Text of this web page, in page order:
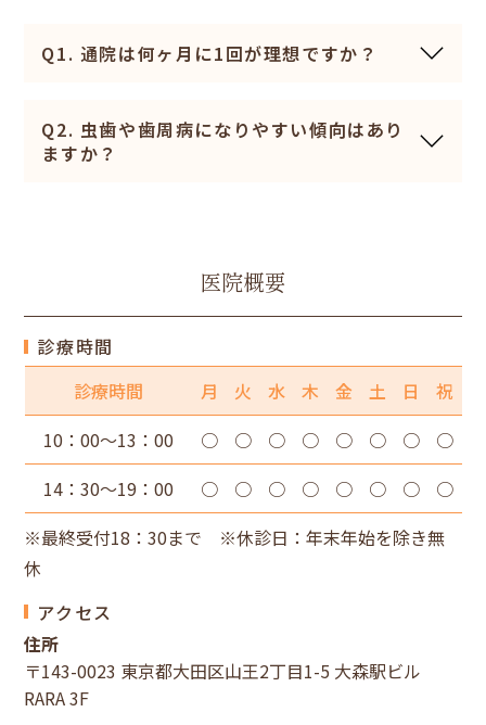
Q1. 通院は何ヶ月に1回が理想ですか？
Q2. 虫歯や歯周病になりやすい傾向はあり
ますか？
医院概要
診療時間
診療時間
月 火 水 木 金 土 日
祝
10：00～13：00
○ ○ ○ ○ ○ ○ ○
○
14：30～19：00
○ ○ ○ ○ ○ ○ ○
○
※最終受付18：30まで ※休診日：年末年始を除き無
休
アクセス
住所
〒143-0023 東京都大田区山王2丁目1-5 大森駅ビル
RARA 3F